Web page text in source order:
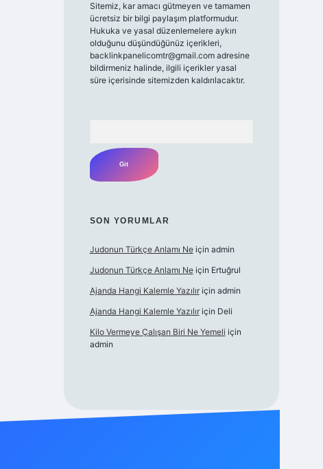
Sitemiz, kar amacı gütmeyen ve tamamen
ücretsiz bir bilgi paylaşım platformudur.
Hukuka ve yasal düzenlemelere aykırı
olduğunu düşündüğünüz içerikleri,
backlinkpanelicomtr@gmail.comadresine
bildirmeniz halinde, ilgili içerikler yasal
süre içerisinde sitemizden kaldırılacaktır.
SON YORUMLAR
Judonun Türkçe Anlamı Neiçin admin
Judonun Türkçe Anlamı Neiçin Ertuğrul
Ajanda Hangi Kalemle Yazılıriçin admin
Ajanda Hangi Kalemle Yazılıriçin Deli
Kilo Vermeye Çalışan Biri Ne Yemeli için
admin